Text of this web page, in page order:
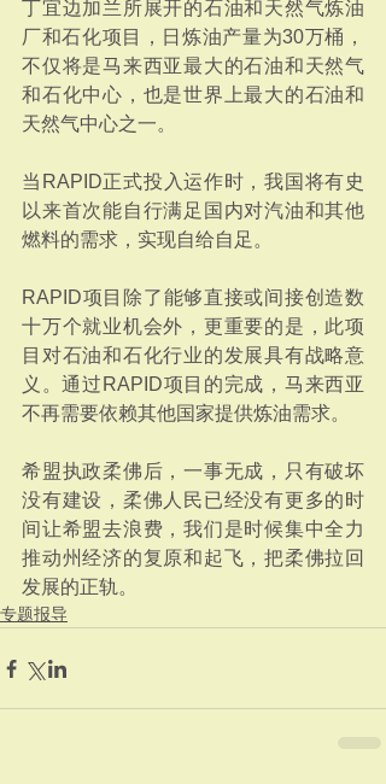
丁宜边加兰所展开的石油和天然气炼油
厂和石化项目，日炼油产量为30万桶，
不仅将是马来西亚最大的石油和天然气
和石化中心，也是世界上最大的石油和
天然气中心之一。
当RAPID正式投入运作时，我国将有史
以来首次能自行满足国内对汽油和其他
燃料的需求，实现自给自足。
RAPID项目除了能够直接或间接创造数
十万个就业机会外，更重要的是，此项
目对石油和石化行业的发展具有战略意
义。通过RAPID项目的完成，马来西亚
不再需要依赖其他国家提供炼油需求。
希盟执政柔佛后，一事无成，只有破坏
没有建设，柔佛人民已经没有更多的时
间让希盟去浪费，我们是时候集中全力
推动州经济的复原和起飞，把柔佛拉回
发展的正轨。
专题报导